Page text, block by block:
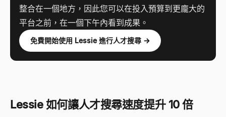
整合在一個地方，因此您可以在投入預算到更龐大的
平台之前，在一個下午內看到成果。
免費開始使用 Lessie 進行人才搜尋 →
Lessie 如何讓人才搜尋速度提升 10 倍